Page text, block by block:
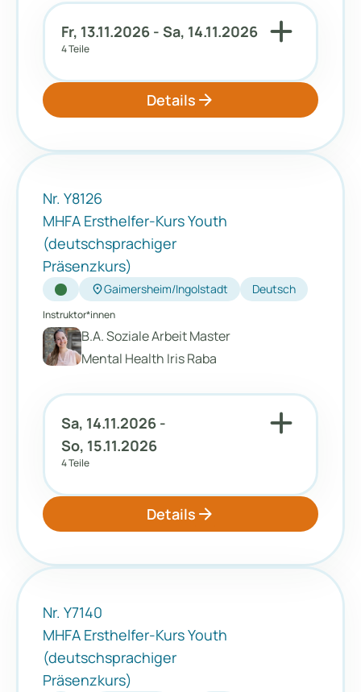
Fr, 13.11.2026 - Sa, 14.11.2026
4 Teile add
Details arrow_forward
Nr. Y8126
MHFA Ersthelfer-Kurs Youth
(deutschsprachiger
Präsenzkurs)
location_onGaimersheim/Ingolstadt Deutsch
Instruktor*innen
B.A. Soziale Arbeit Master
Mental Health Iris Raba
Sa, 14.11.2026 -
So, 15.11.2026
4 Teile
add
Details arrow_forward
Nr. Y7140
MHFA Ersthelfer-Kurs Youth
(deutschsprachiger
Präsenzkurs)